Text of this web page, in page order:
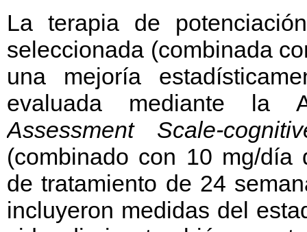
La terapia de
seleccionada (combinada
una mejoría
evaluada mediante la
Assessment Scale-
(combinado con 10 mg/día
de tratamiento de 24
incluyeron medidas del